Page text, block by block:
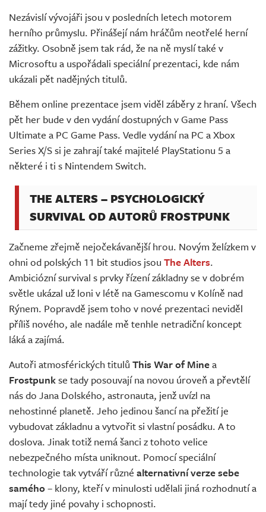
Živě
Nezávislí vývojáři jsou v posledních letech motorem
herního průmyslu. Přinášejí nám hráčům neotřelé herní
zážitky. Osobně jsem tak rád, že na ně myslí také v
Microsoftu a uspořádali speciální prezentaci, kde nám
ukázali pět nadějných titulů.
Během online prezentace jsem viděl záběry z hraní. Všech
pět her bude v den vydání dostupných v Game Pass
Ultimate a PC Game Pass. Vedle vydání na PC a Xbox
Series X/S si je zahrají také majitelé PlayStationu 5 a
některé i ti s Nintendem Switch.
THE ALTERS – PSYCHOLOGICKÝ
SURVIVAL OD AUTORŮ FROSTPUNK
Začneme zřejmě nejočekávanější hrou. Novým želízkem v
ohni od polských 11 bit studios jsou The Alters.
Ambiciózní survival s prvky řízení základny se v dobrém
světle ukázal už loni v létě na Gamescomu v Kolíně nad
Rýnem. Popravdě jsem toho v nové prezentaci neviděl
příliš nového, ale nadále mě tenhle netradiční koncept
láká a zajímá.
Autoři atmosférických titulů This War of Minea
Frostpunkse tady posouvají na novou úroveň a převtělí
nás do Jana Dolského, astronauta, jenž uvízl na
nehostinné planetě. Jeho jedinou šancí na přežití je
vybudovat základnu a vytvořit si vlastní posádku. A to
doslova. Jinak totiž nemá šanci z tohoto velice
nebezpečného místa uniknout. Pomocí speciální
technologie tak vytváří různé alternativní verze sebe
samého – klony, kteří v minulosti udělali jiná rozhodnutí a
mají tedy jiné povahy i schopnosti.